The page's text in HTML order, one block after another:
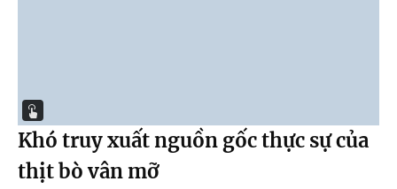
Khó truy xuất nguồn gốc thực sự của
thịt bò vân mỡ